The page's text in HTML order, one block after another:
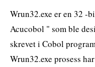
Wrun32.exe er en 32 -
Acucobol " som ble
skrevet i Cobol
Wrun32.exe prosess